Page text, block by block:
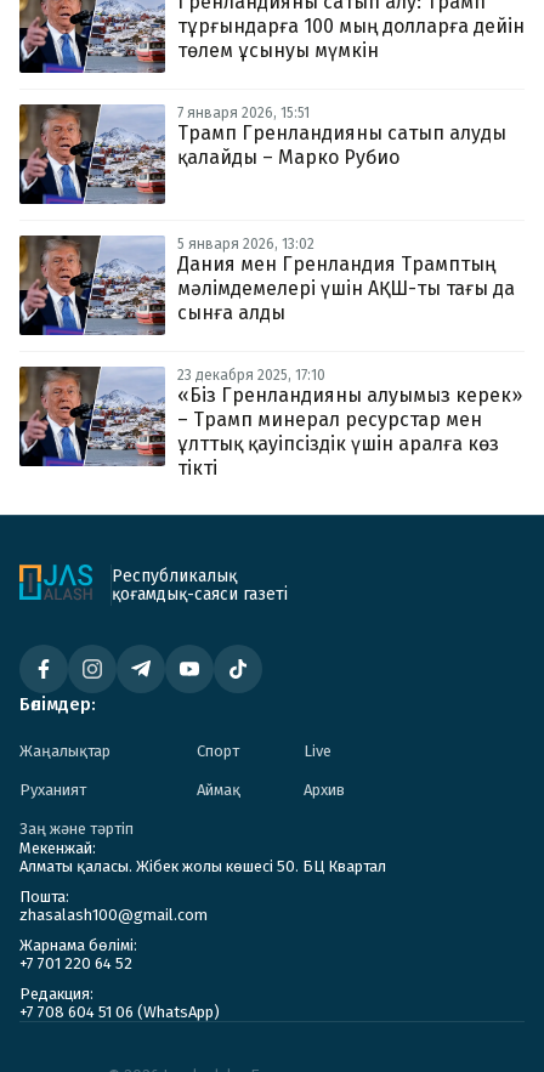
тұрғындарға 100 мың долларға дейін
төлем ұсынуы мүмкін
7 января 2026, 15:51
Трамп Гренландияны сатып алуды
қалайды – Марко Рубио
5 января 2026, 13:02
Дания мен Гренландия Трамптың
мәлімдемелері үшін АҚШ-ты тағы да
сынға алды
23 декабря 2025, 17:10
«Біз Гренландияны алуымыз керек»
– Трамп минерал ресурстар мен
ұлттық қауіпсіздік үшін аралға көз
тікті
Республикалық
қоғамдық-саяси газеті
Бөлімдер:
Жаңалықтар Спорт Live
Руханият Аймақ Архив
Заң және тәртіп
Мекенжай:
Алматы қаласы. Жібек жолы көшесі 50. БЦ Квартал
Пошта:
zhasalash100@gmail.com
Жарнама бөлімі:
+7 701 220 64 52
Редакция:
+7 708 604 51 06 (WhatsApp)